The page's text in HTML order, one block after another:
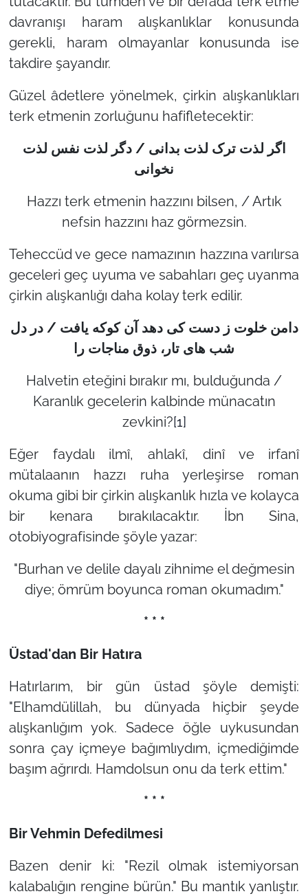
davranışı haram alışkanlıklar konusunda
gerekli, haram olmayanlar konusunda ise
takdire şayandır.
Güzel âdetlere yönelmek, çirkin alışkanlıkları
terk etmenin zorluğunu hafifletecektir:
اگر لذت ترک لذت بدانی / دگر لذت نفس لذت
نخوانی
Hazzı terk etmenin hazzını bilsen, / Artık
nefsin hazzını haz görmezsin.
Teheccüd ve gece namazının hazzına varılırsa
geceleri geç uyuma ve sabahları geç uyanma
çirkin alışkanlığı daha kolay terk edilir.
دامن خلوت ز دست كی دهد آن كوكه يافت / در دل
شب های تار، ذوق مناجات را
Halvetin eteğini bırakır mı, bulduğunda /
Karanlık gecelerin kalbinde münacatın
zevkini?[1]
Eğer faydalı ilmî, ahlakî, dinî ve irfanî
mütalaanın hazzı ruha yerleşirse roman
okuma gibi bir çirkin alışkanlık hızla ve kolayca
bir kenara bırakılacaktır. İbn Sina,
otobiyografisinde şöyle yazar:
"Burhan ve delile dayalı zihnime el değmesin
diye; ömrüm boyunca roman okumadım."
* * *
Üstad'dan Bir Hatıra
Hatırlarım, bir gün üstad şöyle demişti:
"Elhamdülillah, bu dünyada hiçbir şeyde
alışkanlığım yok. Sadece öğle uykusundan
sonra çay içmeye bağımlıydım, içmediğimde
başım ağrırdı. Hamdolsun onu da terk ettim."
* * *
Bir Vehmin Defedilmesi
Bazen denir ki: "Rezil olmak istemiyorsan
kalabalığın rengine bürün." Bu mantık yanlıştır.